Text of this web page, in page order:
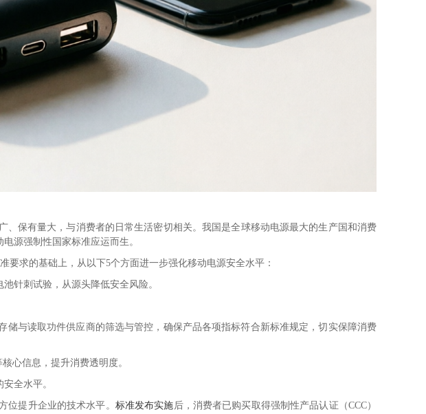
、保有量大，与消费者的日常生活密切相关。我国是全球移动电源最大的生产国和消费
源强制性国家标准应运而生。
要求的基础上，从以下5个方面进一步强化移动电源安全水平：
针刺试验，从源头降低安全风险。
储与读取功件供应商的筛选与管控，确保产品各项指标符合新标准规定，切实保障消费
心信息，提升消费透明度。
全水平。
位提升企业的技术水平。 标准发布实施后，消费者已购买取得强制性产品认证（CCC）